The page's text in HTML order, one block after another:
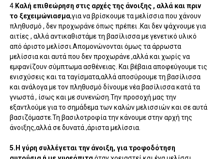
4. Καλή επιθεώρηση στις αρχές της άνοιξης , αλλά και πριν
το ξεχειμώνιασμα,για να βρίσκουμε τα μελίσσια που χάνουν
πληθυσμό , δεν προχωράνε όπως πρέπει .Και δεν ψάχνουμε για
αιτίες , αλλά αντικαθιστάμε τη βασίλισσα με γενετικό υλικό
από άριστο μελίσσι.Απομονώνονται όμως τα άρρωστα
μελίσσια και αυτά που δεν προχωράνε ,αλλά και χωρίς να
εμφανίζουν σύμπτωμα ασθένειας. Και βέβαια αποφεύγουμε τις
ενισχύσεις και τα ταγίσματα,αλλά αποσύρουμε τη βασίλισσα
και ανάλογα με τον πληθυσμό δίνουμε νέα βασίλισσα κατά τα
γνωστά , ίσως και με συνενώση.Την προσοχή μας την
εξαντλούμε για το σημάδεμα των καλών μελισσιών και σε αυτά
βασιζόμαστε.Τη βασιλοτροφία την κάνουμε στην αρχή της
άνοιξης,αλλά σε δυνατά ,άριστα μελίσσια.
5.Η γύρη συλλέγεται την άνοιξη, για τροφοδότηση